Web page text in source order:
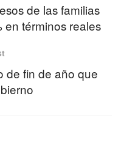
de las familias
en términos reales
de fin de año que